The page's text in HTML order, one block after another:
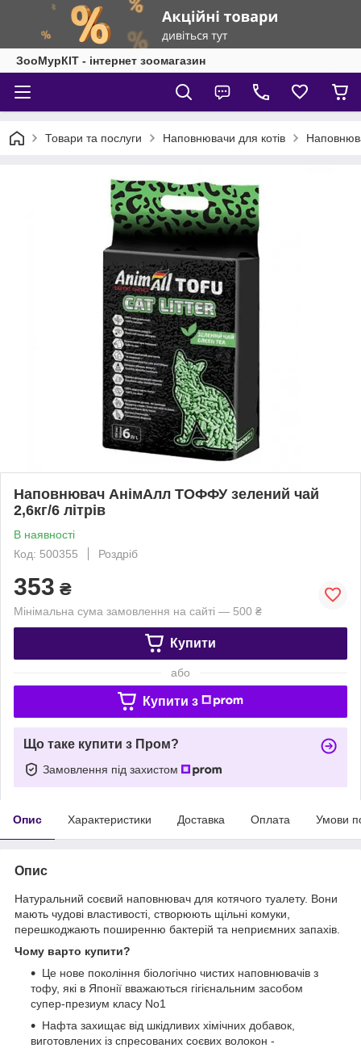
ЗооМурКІТ - інтернет зоомагазин
Товари та послуги Наповнювачи для котів
Наповнювач АнімАлл ТОФФУ зелений чай
2,6кг/6 літрів
В наявності
Код: 500355
Роздріб
353 ₴
Мінімальна сума замовлення на сайті — 500 ₴
Купити
або
Купити з
Що таке купити з Пром?
Замовлення під захистом
Опис Характеристики Доставка Оплата Умови
Опис
Натуральний соєвий наповнювач для котячого туалету. Вони
мають чудові властивості, створюють щільні комуки,
перешкоджають поширенню бактерій та неприємних запахів.
Чому варто купити?
Це нове покоління біологічно чистих наповнювачів з
тофу, які в Японії вважаються гігієнальним засобом
супер-презиум класу No1
Нафта захищає від шкідливих хімічних добавок,
виготовлених із спресованих соєвих волокон -